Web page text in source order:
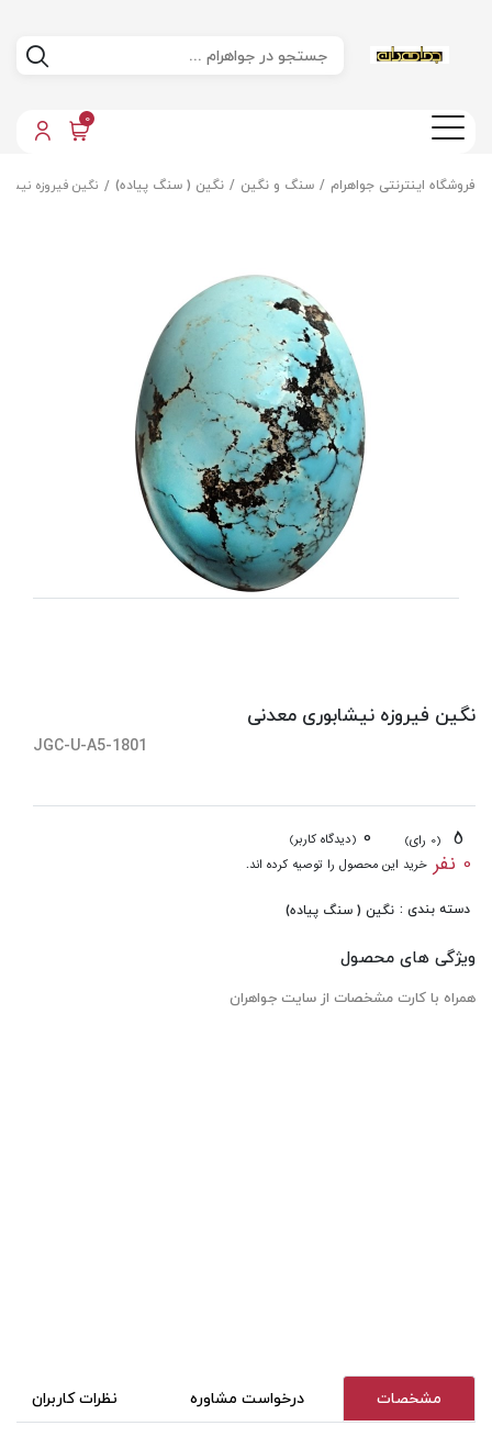
0
فروشگاه اینترنتی جواهرام سنگ و نگین نگین ( سنگ پیاده) نگین فیروزه
نگین فیروزه نیشابوری معدنی
JGC-U-A5-1801
(0 رای) 0 (دیدگاه کاربر)
0 نفر خرید این محصول را توصیه کرده اند.
دسته بندی : نگین ( سنگ پیاده)
ویژگی های محصول
همراه با کارت مشخصات از سایت جواهران
مشخصات درخواست مشاوره نظرات کاربران